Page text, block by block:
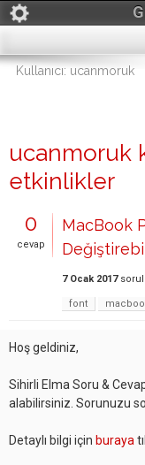
Kullanıcı: ucanmoruk
ucanmoruk
etkinlikler
0
cevap
MacBook
7 Ocak 2017
font
Hoş geldiniz,
Sihirli Elma Soru &
alabilirsiniz. Sorunuzu
Detaylı bilgi için buraya